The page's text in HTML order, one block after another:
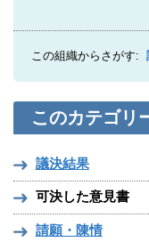
この組織からさがす:
このカテゴリ
議決結果
可決した意見書
請願・陳情